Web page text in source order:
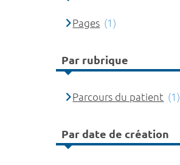
Pages (1)
Par rubrique
Parcours du patient (1)
Par date de création